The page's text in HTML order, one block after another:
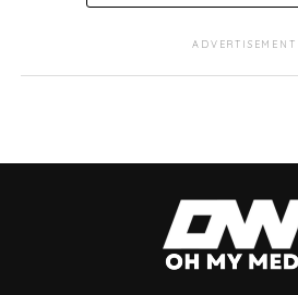
Suami yang tepat
bakal anak2
Karakter Wan Emir yang
ADVERTISEMENT